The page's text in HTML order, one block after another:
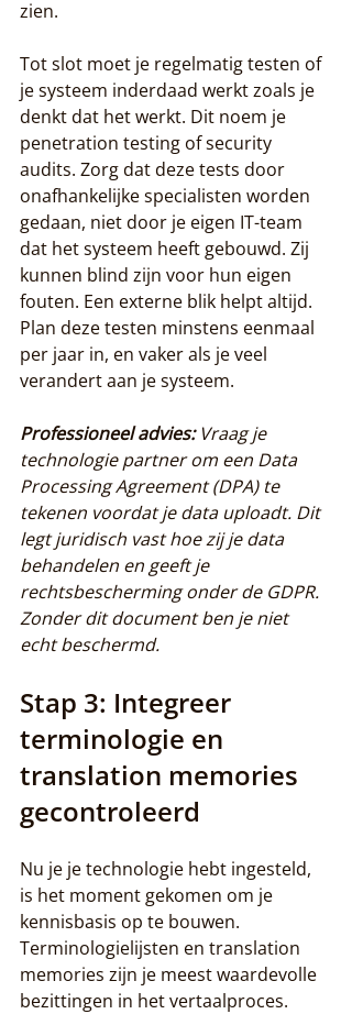
zien.
Tot slot moet je regelmatig testen of
je systeem inderdaad werkt zoals je
denkt dat het werkt. Dit noem je
penetration testing of security
audits. Zorg dat deze tests door
onafhankelijke specialisten worden
gedaan, niet door je eigen IT-team
dat het systeem heeft gebouwd. Zij
kunnen blind zijn voor hun eigen
fouten. Een externe blik helpt altijd.
Plan deze testen minstens eenmaal
per jaar in, en vaker als je veel
verandert aan je systeem.
Professioneel advies: Vraag je
technologie partner om een Data
Processing Agreement (DPA) te
tekenen voordat je data uploadt. Dit
legt juridisch vast hoe zij je data
behandelen en geeft je
rechtsbescherming onder de GDPR.
Zonder dit document ben je niet
echt beschermd.
Stap 3: Integreer
terminologie en
translation memories
gecontroleerd
Nu je je technologie hebt ingesteld,
is het moment gekomen om je
kennisbasis op te bouwen.
Terminologielijsten en translation
memories zijn je meest waardevolle
bezittingen in het vertaalproces.